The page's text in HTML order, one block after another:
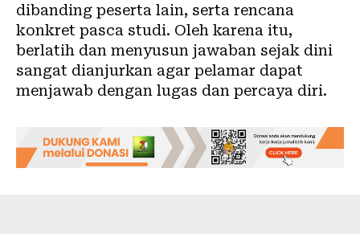
dibanding peserta lain, serta rencana
konkret pasca studi. Oleh karena itu,
berlatih dan menyusun jawaban sejak dini
sangat dianjurkan agar pelamar dapat
menjawab dengan lugas dan percaya diri.